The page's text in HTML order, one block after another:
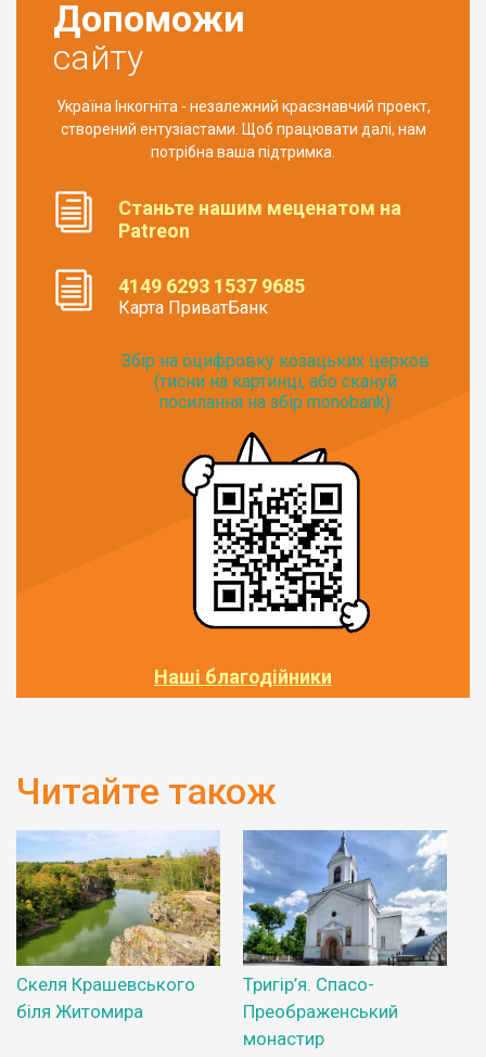
Допоможи
сайту
Україна Інкогніта - незалежний краєзнавчий проект,
створений ентузіастами. Щоб працювати далі, нам
потрібна ваша підтримка.
Станьте нашим меценатом на
Patreon
4149 6293 1537 9685
Карта ПриватБанк
Збір на оцифровку козацьких церков
(тисни на картинці, або скануй
посилання на збір monobank):
Наші благодійники
Читайте також
Скеля Крашевського
біля Житомира
Тригір’я. Спасо-
Преображенський
монастир